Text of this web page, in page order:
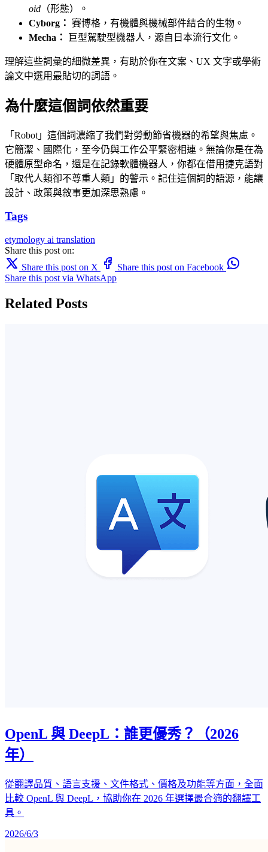
oid （形態）。
Cyborg： 賽博格，有機體與機械部件結合的生物。
Mecha：
巨型駕駛型機器人，源自日本流行文化。
理解這些詞彙的細微差異，有助於你在文案、UX 文字或學術
論文中選用最貼切的詞語。
為什麼這個詞依然重要
「Robot」這個詞濃縮了我們對勞動節省機器的希望與焦慮。
它簡潔、國際化，至今仍與工作公平緊密相連。無論你是在為
硬體原型命名，還是在記錄軟體機器人，你都在借用捷克語對
「取代人類卻不尊重人類」的警示。記住這個詞的語源，能讓
設計、政策與敘事更加深思熟慮。
Tags
etymology ai translation
Share this post on:
Share this post on X
Share this post on Facebook
Share this post via WhatsApp
Related Posts
OpenL 與 DeepL：誰更優秀？（2026
年）
從翻譯品質、語言支援、文件格式、價格及功能等方面，全面
比較 OpenL 與 DeepL，協助你在 2026 年選擇最合適的翻譯工
具。
2026/6/3